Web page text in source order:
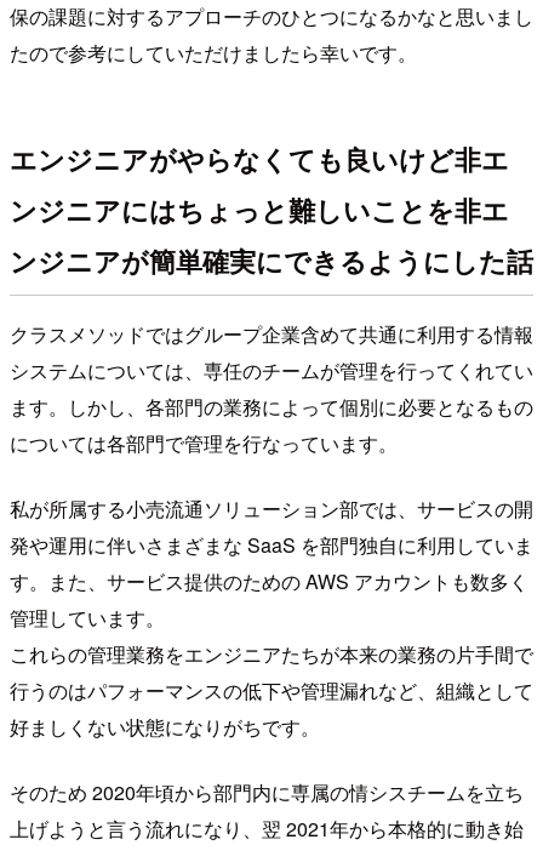
保の課題に対するアプローチのひとつになるかなと思いまし
たので参考にしていただけましたら幸いです。
エンジニアがやらなくても良いけど非エ
ンジニアにはちょっと難しいことを非エ
ンジニアが簡単確実にできるようにした話
クラスメソッドではグループ企業含めて共通に利用する情報
システムについては、専任のチームが管理を行ってくれてい
ます。しかし、各部門の業務によって個別に必要となるもの
については各部門で管理を行なっています。
私が所属する小売流通ソリューション部では、サービスの開
発や運用に伴いさまざまな SaaS を部門独自に利用していま
す。また、サービス提供のための AWS アカウントも数多く
管理しています。
これらの管理業務をエンジニアたちが本来の業務の片手間で
行うのはパフォーマンスの低下や管理漏れなど、組織として
好ましくない状態になりがちです。
そのため 2020年頃から部門内に専属の情シスチームを立ち
上げようと言う流れになり、翌 2021年から本格的に動き始